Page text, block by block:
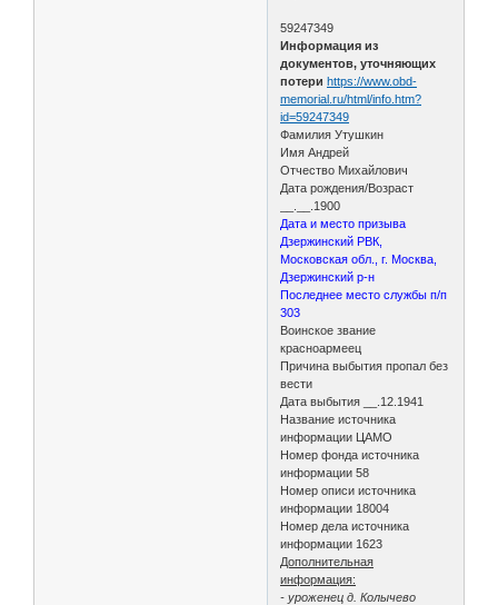
59247349
Информация из
документов, уточняющих
потери https://www.obd-
memorial.ru/html/info.htm?
id=59247349
Фамилия Утушкин
Имя Андрей
Отчество Михайлович
Дата рождения/Возраст
__.__.1900
Дата и место призыва
Дзержинский РВК,
Московская обл., г. Москва,
Дзержинский р-н
Последнее место службы п/п
303
Воинское звание
красноармеец
Причина выбытия пропал без
вести
Дата выбытия __.12.1941
Название источника
информации ЦАМО
Номер фонда источника
информации 58
Номер описи источника
информации 18004
Номер дела источника
информации 1623
Дополнительная
информация:
- уроженец д. Колычево